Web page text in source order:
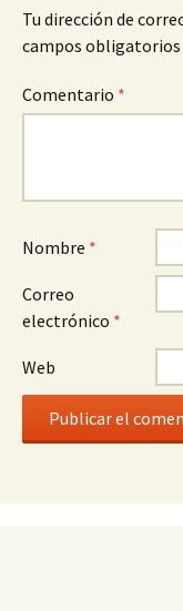
Tu dirección de
campos obligatorios
Comentario *
Nombre *
Correo
electrónico *
Web